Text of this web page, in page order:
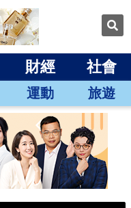
財經 社會
運動 旅遊